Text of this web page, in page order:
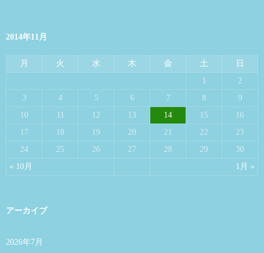
2014年11月
月 火 水 木 金 土 日
« 10月 1月 »
1
2
3
4 5 6 7 8
9
10
11 12 13 14 15
16
17
18 19 20 21 22
23
24
25 26 27 28 29 30
アーカイブ
2026年7月